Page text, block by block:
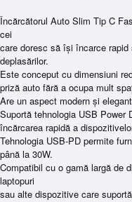
Încărcătorul Auto Slim Tip C
cei
care doresc să își încarce
deplasărilor.
Este conceput cu dimensiuni
priză auto fără a ocupa mult
Are un aspect modern și
Suportă tehnologia USB Power
încărcarea rapidă a
Tehnologia USB-PD permite
până la 30W.
Compatibil cu o gamă largă de
laptopuri
sau alte dispozitive care